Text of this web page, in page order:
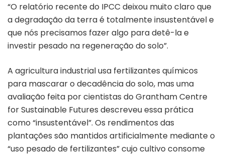
“O relatório recente do IPCC deixou muito claro que
a degradação da terra é totalmente insustentável e
que nós precisamos fazer algo para detê-la e
investir pesado na regeneração do solo”.
A agricultura industrial usa fertilizantes químicos
para mascarar o decadência do solo, mas uma
avaliação feita por cientistas do Grantham Centre
for Sustainable Futures descreveu essa prática
como “insustentável”. Os rendimentos das
plantações são mantidos artificialmente mediante o
“uso pesado de fertilizantes” cujo cultivo consome